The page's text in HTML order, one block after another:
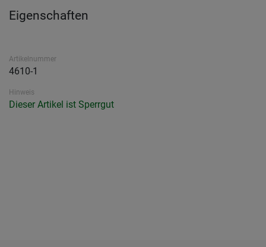
Eigenschaften
Artikelnummer
4610-1
Hinweis
Dieser Artikel ist Sperrgut